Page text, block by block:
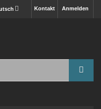
Anmelden
Kontakt